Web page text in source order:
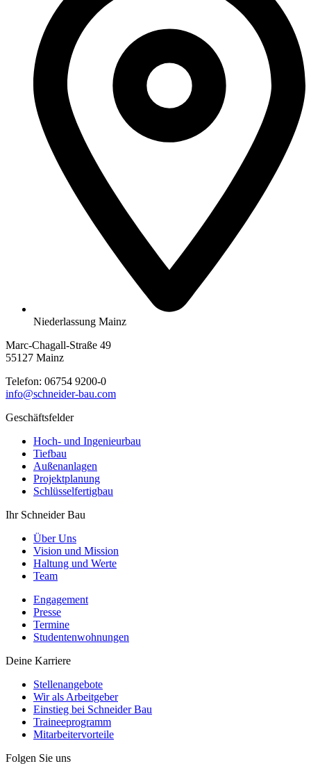
Niederlassung Mainz
Marc-Chagall-Straße 49
55127 Mainz
Telefon: 06754 9200-0
info@schneider-bau.com
Geschäftsfelder
Hoch- und Ingenieurbau
Tiefbau
Außenanlagen
Projektplanung
Schlüsselfertigbau
Ihr Schneider Bau
Über Uns
Vision und Mission
Haltung und Werte
Team
Engagement
Presse
Termine
Studentenwohnungen
Deine Karriere
Stellenangebote
Wir als Arbeitgeber
Einstieg bei Schneider Bau
Traineeprogramm
Mitarbeitervorteile
Folgen Sie uns